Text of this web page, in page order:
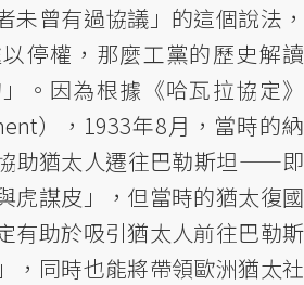
未曾有過協議」的這個說法，
停權，那麼工黨的歷史解讀
。因為根據《哈瓦拉協定》
），1933年8月，當時的納
助猶太人遷往巴勒斯坦——即
虎謀皮」，但當時的猶太復國
有助於吸引猶太人前往巴勒斯
，同時也能將帶領歐洲猶太社